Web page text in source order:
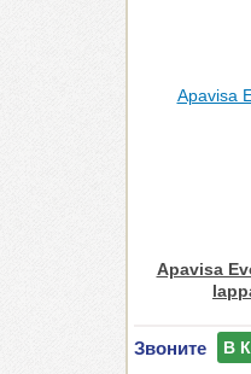
Apavisa
Звоните В